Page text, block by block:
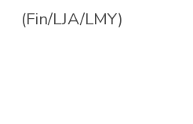
(Fin/LJA/LMY)